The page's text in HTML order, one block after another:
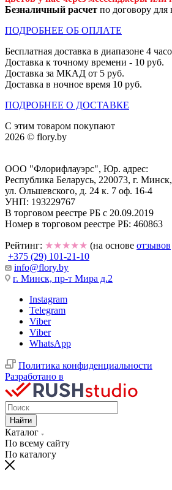
Безналичный расчет по договору
ПОДРОБНЕЕ ОБ ОПЛАТЕ
Бесплатная доставка в диапазоне 4
Доставка к точному времени - 10 руб.
Доставка за МКАД от 5 руб.
Доставка в ночное время 10 руб.
ПОДРОБНЕЕ О ДОСТАВКЕ
С этим товаром покупают
2026 © flory.by
ООО "Флорифлауэрс", Юр. адрес:
Республика Беларусь, 220073, г. Минск,
ул. Ольшевского, д. 24 к. 7 оф. 16-4
УНП: 193229767
В торговом реестре РБ с 20.09.2019
Номер в торговом реестре РБ: 460863
Рейтинг: ★★★★★ (на основе отзывов
+375 (29) 101-21-10
info@flory.by
г. Минск, пр-т Мира д.2
Instagram
Telegram
Viber
Viber
WhatsApp
Политика конфиденциальности
Разработано в
Найти
Каталог
По всему сайту
По каталогу